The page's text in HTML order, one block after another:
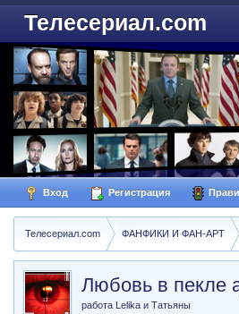
Телесериал.com
Вход Регистрация
Телесериал.com ФАНФИКИ И ФАН-АРТ
Любовь в пекле
работа Lelika и Татьяны